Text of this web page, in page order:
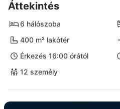
Áttekintés
6 hálószoba
400 m² lakótér
Érkezés 16:00 órától
12 személy